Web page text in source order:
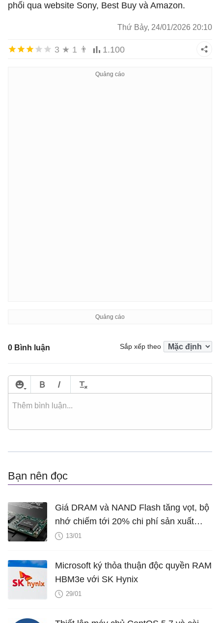
phối qua website Sony, Best Buy và Amazon.
Thứ Bảy, 24/01/2026 20:10
3 ★ 1 👨 1.100
0 Bình luận Sắp xếp theo
Bạn nên đọc
Giá DRAM và NAND Flash tăng vọt, bộ
nhớ chiếm tới 20% chi phí sản xuất
smartphone
13/01
Microsoft ký thỏa thuận độc quyền RAM
HBM3e với SK Hynix
29/01